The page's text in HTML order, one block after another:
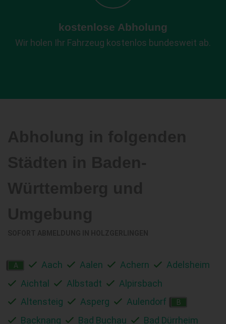
kostenlose Abholung
Wir holen Ihr Fahrzeug kostenlos bundesweit ab.
A Aach Aalen Achern
Adelsheim
Aichtal
Albstadt
Alpirsbach
Altensteig
Asperg Aulendorf B
Backnang Bad Buchau
Bad Dürrheim